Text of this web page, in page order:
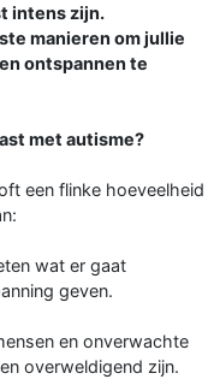
intens zijn.
manieren om jullie
ontspannen te
met autisme?
een flinke hoeveelheid
wat er gaat
geven.
en onverwachte
overweldigend zijn.